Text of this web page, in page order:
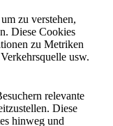
zu verstehen,
Diese Cookies
zu Metriken
usw.
relevante
Diese
hinweg und